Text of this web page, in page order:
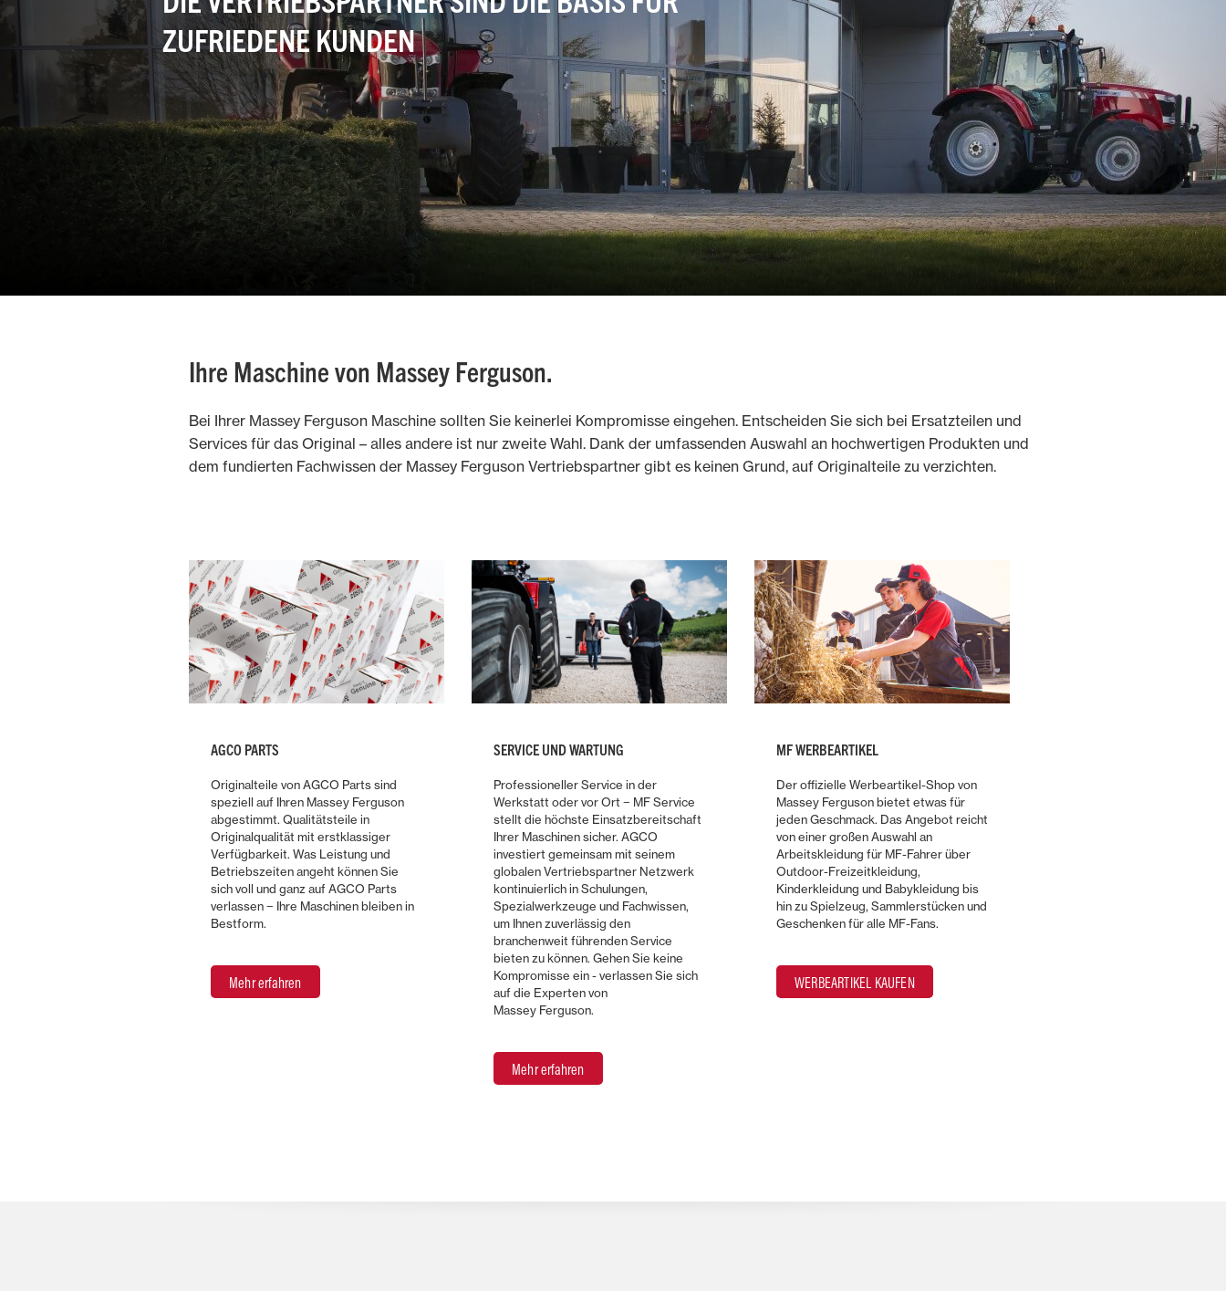
Garten- und
Landschaftspflege
Gemischtbetriebe
ZUFRIEDENE KUNDEN
Ihre Maschine von Massey Ferguson.
Bei Ihrer Massey Ferguson Maschine sollten Sie keinerlei Kompromisse eingehen. Entscheiden Sie sich bei Ersatzteilen und
Services für das Original – alles andere ist nur zweite Wahl. Dank der umfassenden Auswahl an hochwertigen Produkten und
dem fundierten Fachwissen der Massey Ferguson Vertriebspartner gibt es keinen Grund, auf Originalteile zu verzichten.
AGCO PARTS
Originalteile von AGCO Parts sind
speziell auf Ihren Massey Ferguson
abgestimmt. Qualitätsteile in
Originalqualität mit erstklassiger
Verfügbarkeit. Was Leistung und
Betriebszeiten angeht können Sie
sich voll und ganz auf AGCO Parts
verlassen − Ihre Maschinen bleiben in
Bestform.
Mehr erfahren
SERVICE UND WARTUNG
Professioneller Service in der
Werkstatt oder vor Ort − MF Service
stellt die höchste Einsatzbereitschaft
Ihrer Maschinen sicher. AGCO
investiert gemeinsam mit seinem
globalen Vertriebspartner Netzwerk
kontinuierlich in Schulungen,
Spezialwerkzeuge und Fachwissen,
um Ihnen zuverlässig den
branchenweit führenden Service
bieten zu können. Gehen Sie keine
Kompromisse ein - verlassen Sie sich
auf die Experten von
Massey Ferguson.
Mehr erfahren
MF WERBEARTIKEL
Der offizielle Werbeartikel-Shop von
Massey Ferguson bietet etwas für
jeden Geschmack. Das Angebot reicht
von einer großen Auswahl an
Arbeitskleidung für MF-Fahrer über
Outdoor-Freizeitkleidung,
Kinderkleidung und Babykleidung bis
hin zu Spielzeug, Sammlerstücken und
Geschenken für alle MF-Fans.
WERBEARTIKEL KAUFEN